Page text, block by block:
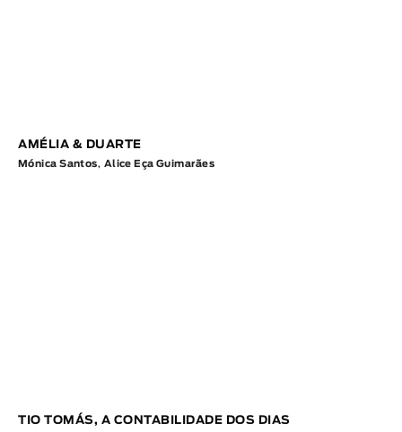
AMÉLIA & DUARTE
Mónica Santos, Alice Eça Guimarães
TIO TOMÁS, A CONTABILIDADE DOS DIAS